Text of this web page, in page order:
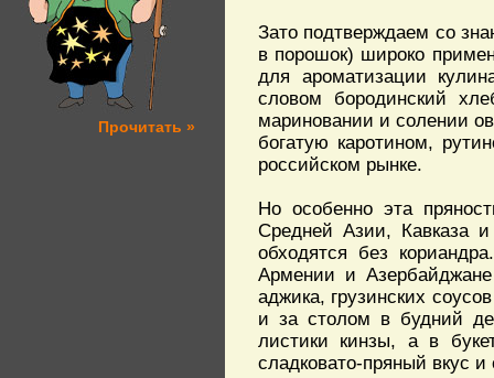
Прочитать »
Зато подтверждаем со
в порошок) широко
для ароматизации
словом бородинский
мариновании и солении
богатую каротином,
российском рынке.
Но особенно эта
Средней Азии, Кавказа
обходятся без
Армении и
аджика, грузинских
и за столом в будний
листики кинзы, а в
сладковато-пряный вкус